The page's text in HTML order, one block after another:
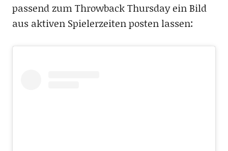
passend zum Throwback Thursday ein Bild
aus aktiven Spielerzeiten posten lassen: